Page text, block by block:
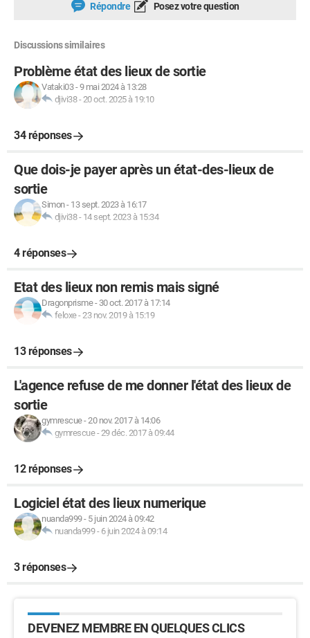
Répondre Posez votre question
Discussions similaires
Problème état des lieux de sortie
Vataki03-9 mai 2024 à 13:28
djivi38-20 oct. 2025 à 19:10
34 réponses
Que dois-je payer après un état-des-lieux de
sortie
Simon- 13 sept. 2023 à 16:17
djivi38- 14 sept. 2023 à 15:34
4 réponses
Etat des lieux non remis mais signé
Dragonprisme- 30 oct. 2017 à 17:14
feloxe-23 nov. 2019 à 15:19
13 réponses
L'agence refuse de me donner l'état des lieux de
sortie
gymrescue-20 nov. 2017 à 14:06
gymrescue-29 déc. 2017 à 09:44
12 réponses
Logiciel état des lieux numerique
nuanda999- 5 juin 2024 à 09:42
nuanda999- 6 juin 2024 à 09:14
3 réponses
DEVENEZ MEMBRE EN QUELQUES CLICS